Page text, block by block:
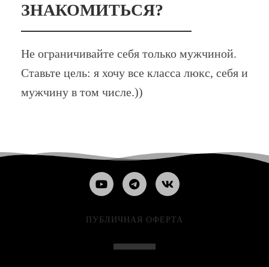
ЗНАКОМИТЬСЯ?
Не ограничивайте себя только мужчиной.
Ставьте цель: я хочу все класса люкс, себя и
мужчину в том числе.))
ПУБЛИЧНАЯ ОФЕРТА